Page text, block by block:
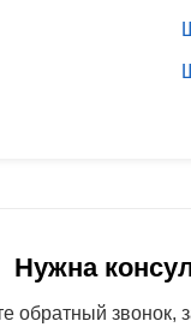
Нужна
обратный звонок,